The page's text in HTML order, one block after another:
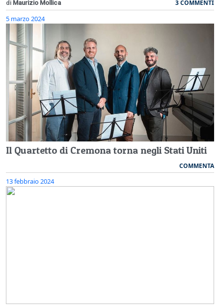
di Maurizio Mollica 3 COMMENTI
5 marzo 2024
Il Quartetto di Cremona torna negli Stati Uniti
COMMENTA
13 febbraio 2024